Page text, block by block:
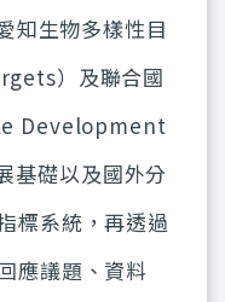
知生物多樣性目
）及聯合國
Development
基礎以及國外分
標系統，再透過
應議題、資料